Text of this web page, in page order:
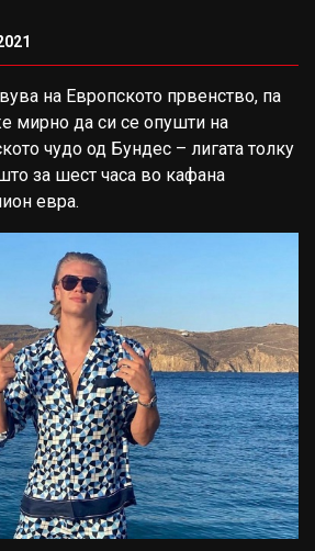
на Европското првенство, па
мирно да си се опушти на
чудо од Бундес – лигата толку
за шест часа во кафана
евра.